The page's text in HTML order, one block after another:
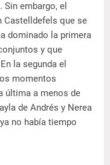
embargo, el
Castelldefels que se
dominado la primera
y que
la segunda el
momentos
última a menos de
de Andrés y Nerea
no había tiempo